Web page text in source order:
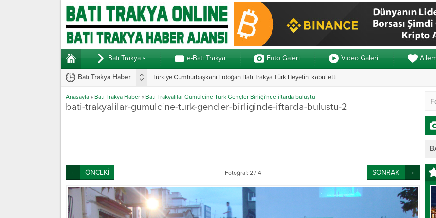
Batı Trakya e-Batı Trakya Foto Galeri Video Galeri Ailem
Batı Trakya Haber Türkiye Cumhurbaşkanı Erdoğan Batı Trakya Türk Heyetini kabul etti
Anasayfa » Batı Trakya Haber » Batı Trakyalılar Gümülcine Türk Gençler Birliği'nde iftarda buluştu
bati-trakyalilar-gumulcine-turk-gencler-birliginde-iftarda-bulustu-2
ÖNCEKİ Fotoğraf: 2 / 4 SONRAKİ